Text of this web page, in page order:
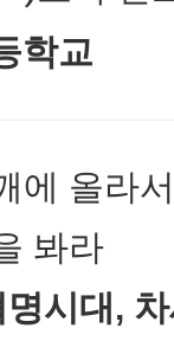
학교
에 올라
봐라
시대,